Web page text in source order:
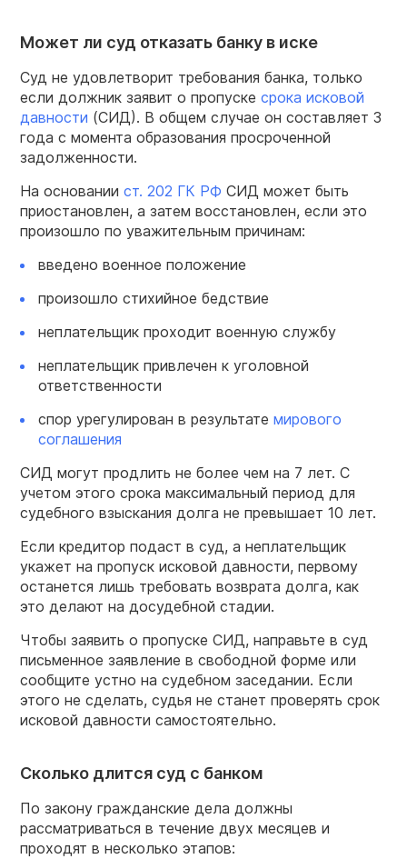
Может ли суд отказать банку в иске
Суд не удовлетворит требования банка, только
если должник заявит о пропуске срока исковой
давности (СИД). В общем случае он составляет 3
года с момента образования просроченной
задолженности.
На основании ст. 202 ГК РФ СИД может быть
приостановлен, а затем восстановлен, если это
произошло по уважительным причинам:
введено военное положение
произошло стихийное бедствие
неплательщик проходит военную службу
неплательщик привлечен к уголовной
ответственности
спор урегулирован в результате мирового
соглашения
СИД могут продлить не более чем на 7 лет. С
учетом этого срока максимальный период для
судебного взыскания долга не превышает 10 лет.
Если кредитор подаст в суд, а неплательщик
укажет на пропуск исковой давности, первому
останется лишь требовать возврата долга, как
это делают на досудебной стадии.
Чтобы заявить о пропуске СИД, направьте в суд
письменное заявление в свободной форме или
сообщите устно на судебном заседании. Если
этого не сделать, судья не станет проверять срок
исковой давности самостоятельно.
Сколько длится суд с банком
По закону гражданские дела должны
рассматриваться в течение двух месяцев и
проходят в несколько этапов: